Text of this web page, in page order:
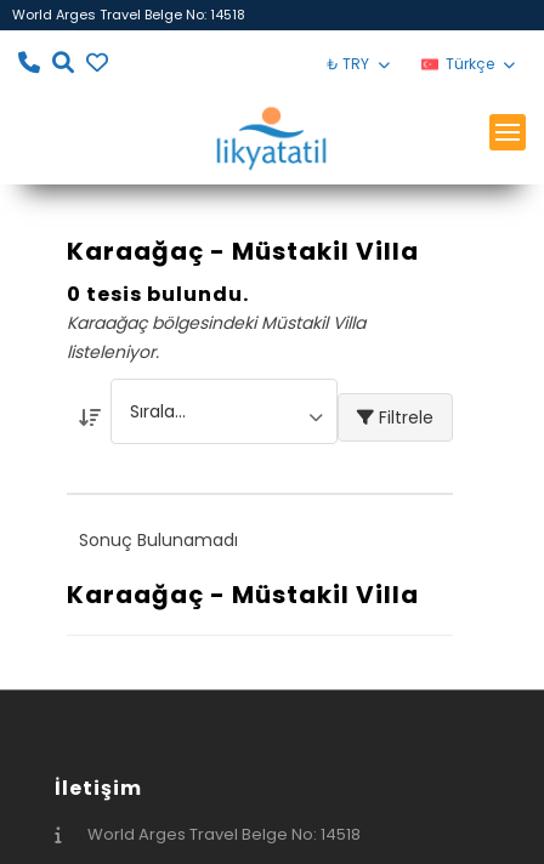
World Arges Travel Belge No: 14518
₺ TRY Türkçe
Karaağaç - Müstakil Villa
0 tesis bulundu.
Karaağaç bölgesindeki Müstakil Villa
listeleniyor.
Filtrele
Sonuç Bulunamadı
Karaağaç - Müstakil Villa
İletişim
World Arges Travel Belge No: 14518